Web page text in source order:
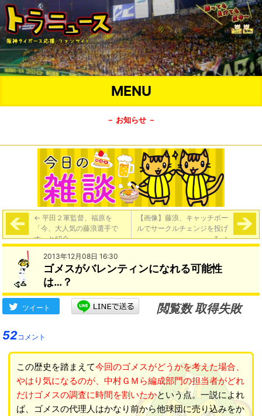
MENU
－ お知らせ －
← 平田２軍監督、福原を
「今、大人気の藤浪選手で
す」と紹介
【画像】藤浪、キャッチボー
ルでサークルチェンジを投げ
る→
2013年12月08日 16:30
ゴメスがバレンティンになれる可能性
は…？
ツイート
閲覧数 取得失敗
52コメント
この歴史を踏まえて今回のゴメスがどうかを考えた場合、
やはり気になるのが、中村ＧＭら編成部門の担当者がどれ
だけゴメスの調査に時間を割いたかという点。一説によれ
ば、ゴメスの代理人はかなり前から他球団に売り込みをか